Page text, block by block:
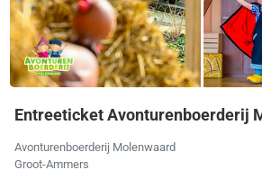
Entreeticket Avonturenboerderij
Avonturenboerderij Molenwaard
Groot-Ammers